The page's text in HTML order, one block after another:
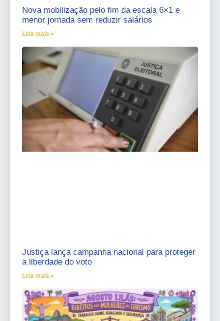
Nova mobilização pelo fim da escala 6×1 e
menor jornada sem reduzir salários
Leia mais »
Justiça lança campanha nacional para proteger
a liberdade do voto
Leia mais »